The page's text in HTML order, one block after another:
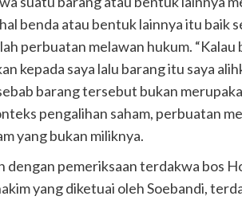
benda atau bentuk lainnya itu baik
perbuatan melawan hukum.
kepada saya lalu barang itu saya
barang tersebut bukan
pengalihan saham, perbuatan
yang bukan miliknya.
dengan pemeriksaan terdakwa bos
yang diketuai oleh Soebandi,